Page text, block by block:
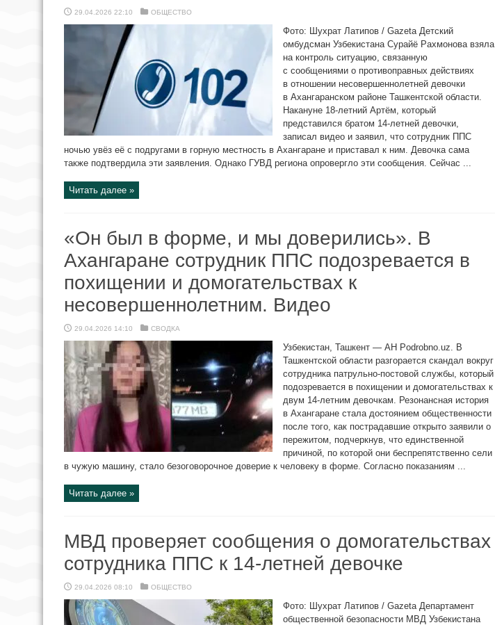
29.04.2026 22:10 ОБЩЕСТВО
Фото: Шухрат Латипов / Gazeta Детский
омбудсман Узбекистана Сурайё Рахмонова взяла
на контроль ситуацию, связанную
с сообщениями о противоправных действиях
в отношении несовершеннолетней девочки
в Ахангаранском районе Ташкентской области.
Накануне 18-летний Артём, который
представился братом 14-летней девочки,
записал видео и заявил, что сотрудник ППС
ночью увёз её с подругами в горную местность в Ахангаране и приставал к ним. Девочка сама
также подтвердила эти заявления. Однако ГУВД региона опровергло эти сообщения. Сейчас ...
Читать далее »
«Он был в форме, и мы доверились». В
Ахангаране сотрудник ППС подозревается в
похищении и домогательствах к
несовершеннолетним. Видео
29.04.2026 14:10 СВОДКА
Узбекистан, Ташкент — АН Podrobno.uz. В
Ташкентской области разгорается скандал вокруг
сотрудника патрульно-постовой службы, который
подозревается в похищении и домогательствах к
двум 14-летним девочкам. Резонансная история
в Ахангаране стала достоянием общественности
после того, как пострадавшие открыто заявили о
пережитом, подчеркнув, что единственной
причиной, по которой они беспрепятственно сели
в чужую машину, стало безоговорочное доверие к человеку в форме. Согласно показаниям ...
Читать далее »
МВД проверяет сообщения о домогательствах
сотрудника ППС к 14-летней девочке
29.04.2026 08:10 ОБЩЕСТВО
Фото: Шухрат Латипов / Gazeta Департамент
общественной безопасности МВД Узбекистана